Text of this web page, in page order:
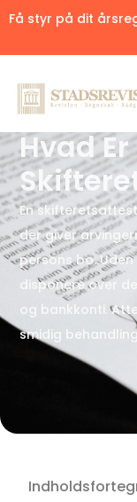
Få styr på dit
Hvad Er
En
der giver
persons bo.
disponere over
og bankkonti.
smidig